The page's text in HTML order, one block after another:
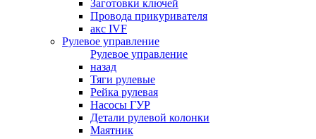
Заготовки ключей
Провода прикуривателя
акс IVF
Рулевое управление
Рулевое управление
назад
Тяги рулевые
Рейка рулевая
Насосы ГУР
Детали рулевой колонки
Маятник